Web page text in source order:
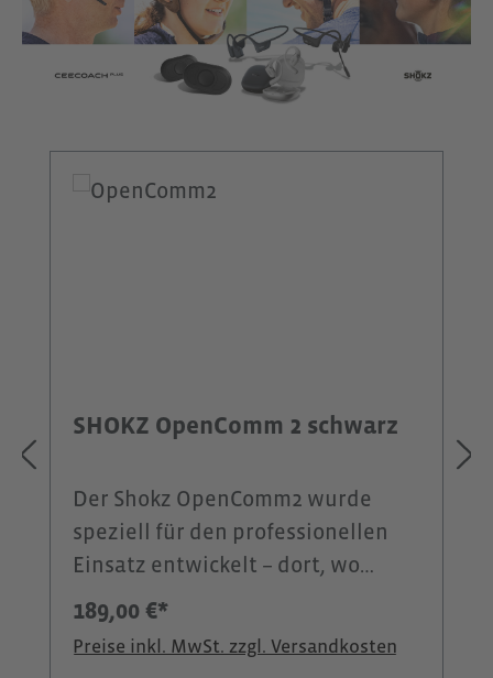
SHOKZ OpenComm 2 schwarz
Der Shokz OpenComm2 wurde
speziell für den professionellen
Einsatz entwickelt – dort, wo
Kommunikation im Mittelpunkt
steht. Im Unterschied zum
OpenFit 2+ legt dieses Modell den
189,00 €*
Preise inkl. MwSt. zzgl. Versandkosten